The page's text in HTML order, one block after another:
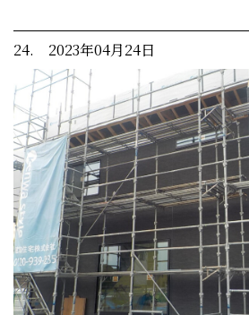
24. 2023年04月24日